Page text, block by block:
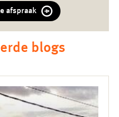
afspraak
blogs